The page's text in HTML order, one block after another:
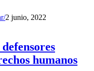
2 junio, 2022
humanos